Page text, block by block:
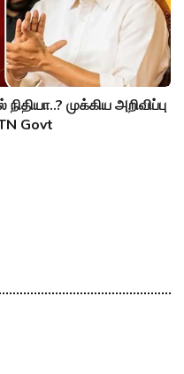
முக்கிய அறிவிப்பு
Govt